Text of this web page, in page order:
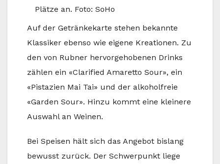
Plätze an. Foto: SoHo
Auf der Getränkekarte stehen bekannte
Klassiker ebenso wie eigene Kreationen. Zu
den von Rubner hervorgehobenen Drinks
zählen ein «Clarified Amaretto Sour», ein
«Pistazien Mai Tai» und der alkoholfreie
«Garden Sour». Hinzu kommt eine kleinere
Auswahl an Weinen.
Bei Speisen hält sich das Angebot bislang
bewusst zurück. Der Schwerpunkt liege